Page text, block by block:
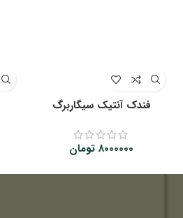
فندک آنتیک سیگاربرگ
8000000 تومان